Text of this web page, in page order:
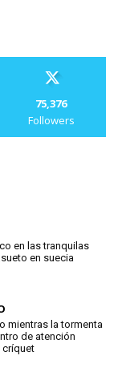
75,376
Followers
en las tranquilas
en suecia
mientras la tormenta
de atención
críquet